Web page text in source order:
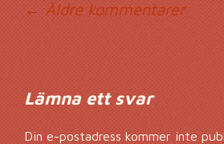
← Äldre kommentarer
Lämna ett svar
Din e-postadress kommer inte